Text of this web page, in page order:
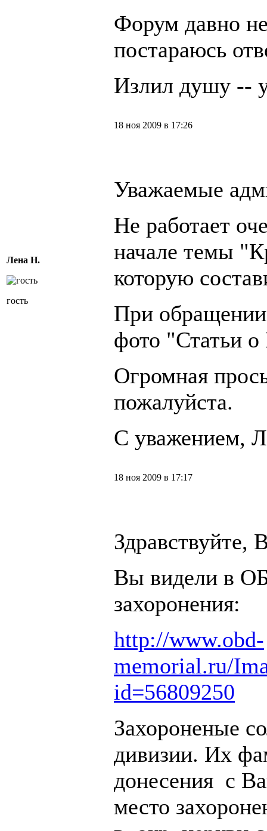
Форум давно
постараюсь
Излил душу --
Лена Н.
гость
18 ноя 2009 в 17:26
Уважаемые
Не работает
начале темы
которую
При
фото "Статьи
Огромная
пожалуйста.
С уважением,
18 ноя 2009 в 17:17
Здравствуйте,
Вы видели в
захоронения:
http://www.obd-
memorial.ru/
id=56809250
Захороненые
дивизии. Их
донесения с
место